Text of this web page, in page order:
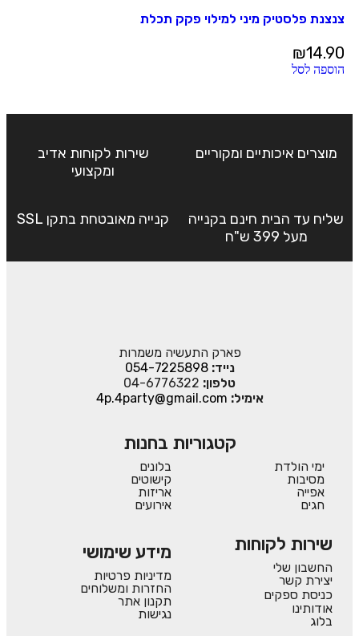
צנצנת פלסטיק מיני למילוי פקק תכלת
₪14.90
הוספה לסל
מוצרים איכותיים ומקוריים
שירות לקוחות אדיב
ומקצועי
שליח עד הבית חינם בקנייה
מעל 399 ש"ח
קנייה מאובטחת בתקן SSL
פארק התעשיה משמרות
נייד:054-7225898
טלפון: 04-6776322
אימיל: 4p.4party@gmail.com
קטגוריות בחנות
ימי הולדת
מסיבות
אפייה
חגים
בלונים
קישוטים
אריזות
אירועים
שירות לקוחות
החשבון שלי
יצירת קשר
כניסת ספקים
אודותינו
בלוג
מידע שימושי
מדיניות פרטיות
החזרות ומשלוחים
תקנון אתר
נגישות